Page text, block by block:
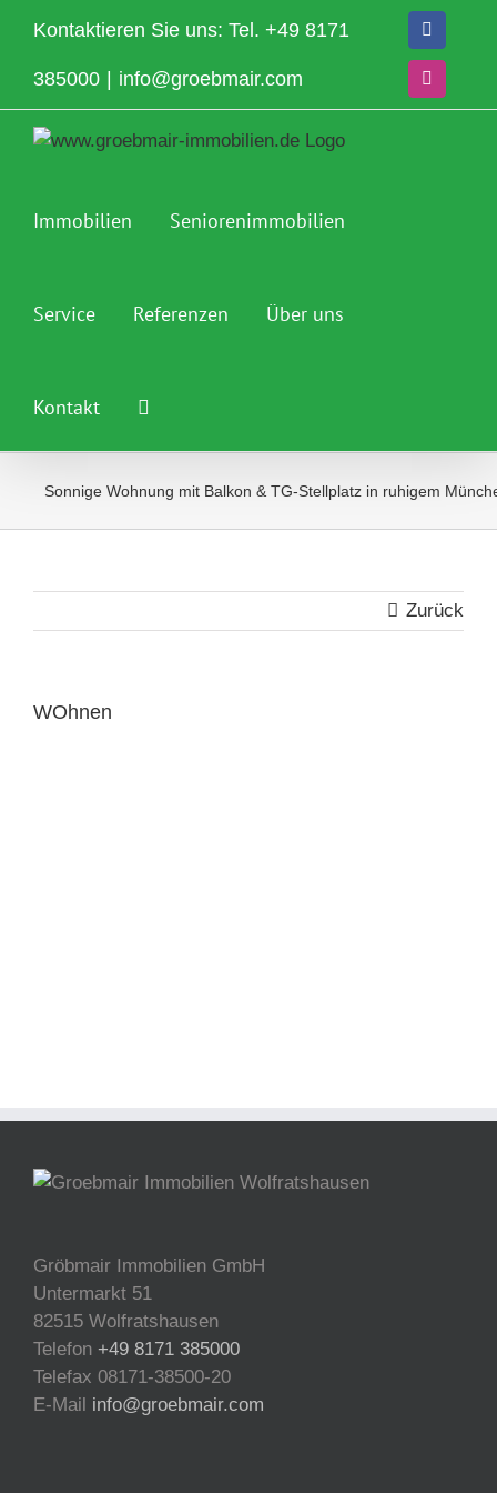
Inhalt
springen
Kontaktieren Sie uns: Tel. +49 8171
385000 info@groebmair.com
Facebook
Instagram
Immobilien Seniorenimmobilien
Service Referenzen Über uns
Kontakt
Sonnige Wohnung mit Balkon & TG-Stellplatz in ruhigem
Zurück
WOhnen
Gröbmair Immobilien GmbH
Untermarkt 51
82515 Wolfratshausen
Telefon +49 8171 385000
Telefax 08171-38500-20
E-Mail info@groebmair.com